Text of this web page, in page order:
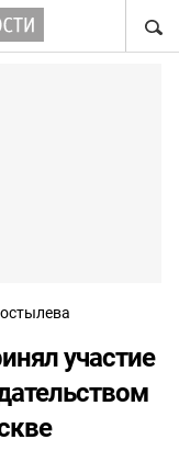
участие